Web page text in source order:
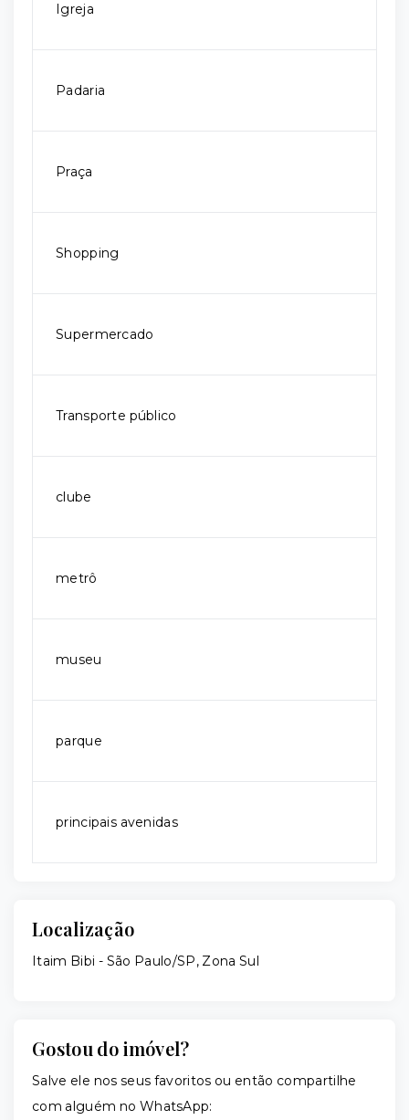
Igreja
Padaria
Praça
Shopping
Supermercado
Transporte público
clube
metrô
museu
parque
principais avenidas
Localização
Itaim Bibi - São Paulo/SP, Zona Sul
Gostou do imóvel?
Salve ele nos seus favoritos ou então compartilhe
com alguém no WhatsApp: